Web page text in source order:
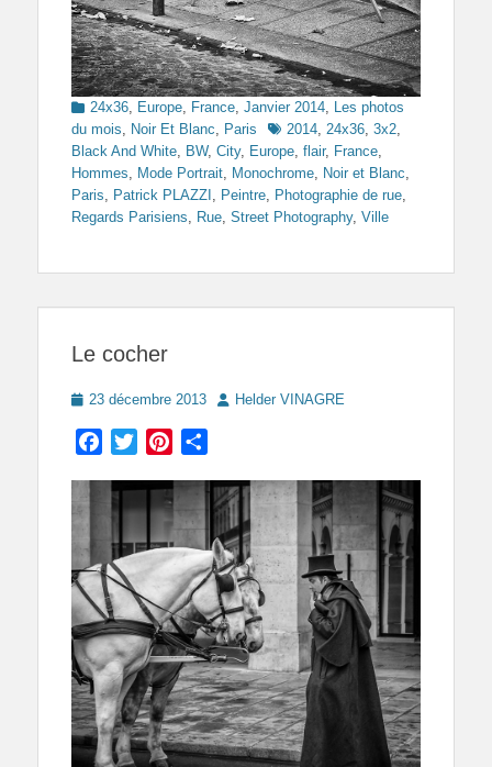
Categories
24x36, Europe, France, Janvier 2014, Les photos
du mois, Noir Et Blanc, Paris Tags2014, 24x36, 3x2,
Black And White, BW, City, Europe, flair, France,
Hommes, Mode Portrait, Monochrome, Noir et Blanc,
Paris, Patrick PLAZZI , Peintre, Photographie de rue,
Regards Parisiens, Rue, Street Photography, Ville
Le cocher
Posted
23 décembre 2013 AuthorHelder VINAGRE
Facebook
TwitterPinterest